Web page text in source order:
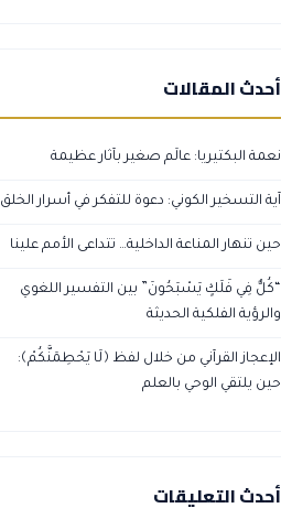
أحدث المقالات
نعمة البكتيريا: عالَم صغير بآثار عظيمة
آية التسخير الكوني: دعوة للتفكر في أسرار الخلق
حين تنهار المناعة الداخلية… تتداعى الأمم علينا
“كُلٌّ فِي فَلَكٍ يَسْبَحُونَ” بين التفسير اللغوي
والرؤية الفلكية الحديثة
الإعجاز القرآني من خلال لفظ ﴿لَا يَحْطِمَنَّكُمْ﴾:
حين يلتقي الوحي بالعلم
أحدث التعليقات